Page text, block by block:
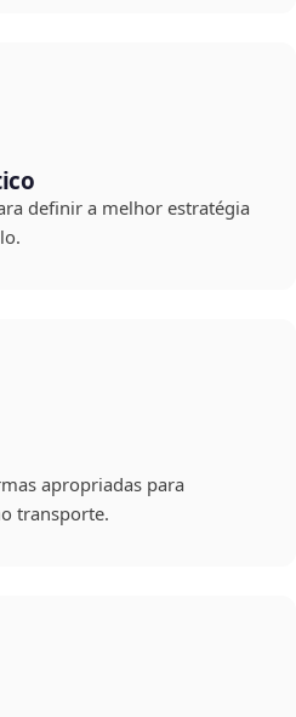
definir a melhor estratégia
apropriadas para
transporte.